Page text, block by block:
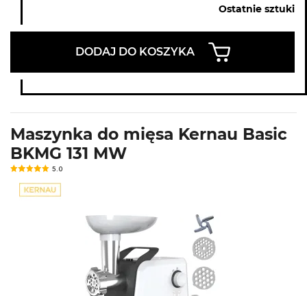
Ostatnie sztuki
DODAJ DO KOSZYKA
Maszynka do mięsa Kernau Basic
BKMG 131 MW
5.0